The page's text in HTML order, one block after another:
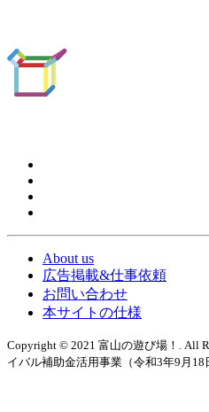
About us
広告掲載&仕事依頼
お問い合わせ
本サイトの仕様
Copyright © 2021 富山の遊び場！. All
イバル補助金活用事業（令和3年9月18